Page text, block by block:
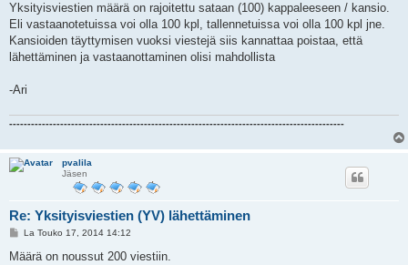
Yksityisviestien määrä on rajoitettu sataan (100) kappaleeseen / kansio.
Eli vastaanotetuissa voi olla 100 kpl, tallennetuissa voi olla 100 kpl jne.
Kansioiden täyttymisen vuoksi viestejä siis kannattaa poistaa, että
lähettäminen ja vastaanottaminen olisi mahdollista
-Ari
--------------------------------------------------------------------------------------------
pvalila
Jäsen
Re: Yksityisviestien (YV) lähettäminen
V
e
La Touko 17, 2014 14:12
Määrä on noussut 200 viestiin.